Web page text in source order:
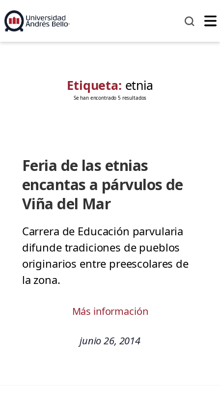
Etiqueta: etnia
Se han encontrado 5 resultados
Feria de las etnias
encantas a párvulos de
Viña del Mar
Carrera de Educación parvularia
difunde tradiciones de pueblos
originarios entre preescolares de
la zona.
Más información
junio 26, 2014